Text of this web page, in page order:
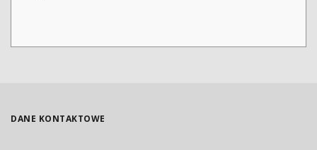
DANE KONTAKTOWE